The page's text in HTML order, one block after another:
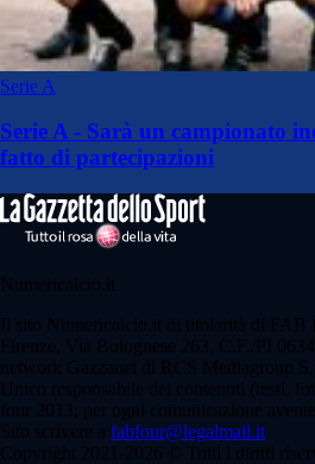
Serie A
Serie A - Sarà un campionato
fatto di partecipazioni
Numericalcio.it
Il sito Numericalcio.it di titolarità di FAB
Firenze, Via Bolognese 263, C.F./PI
network Gazzanet di RCS Mediagroup
Unico responsabile dei contenuti (testi,
four 2013; per ogni comunicazione
Sito scrivere a fabfour@legalmail.it
Copyright 2021-2026 © Tutti i diritti